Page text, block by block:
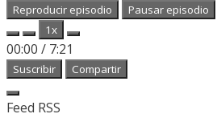
Reproducir episodio
Pausar episodio
1x
00:00 / 7:21
Suscribir Compartir
Feed RSS